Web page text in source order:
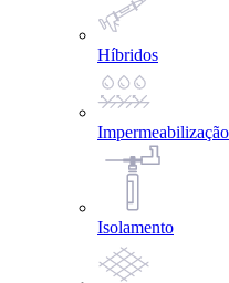
Híbridos
Impermeabilização
Isolamento